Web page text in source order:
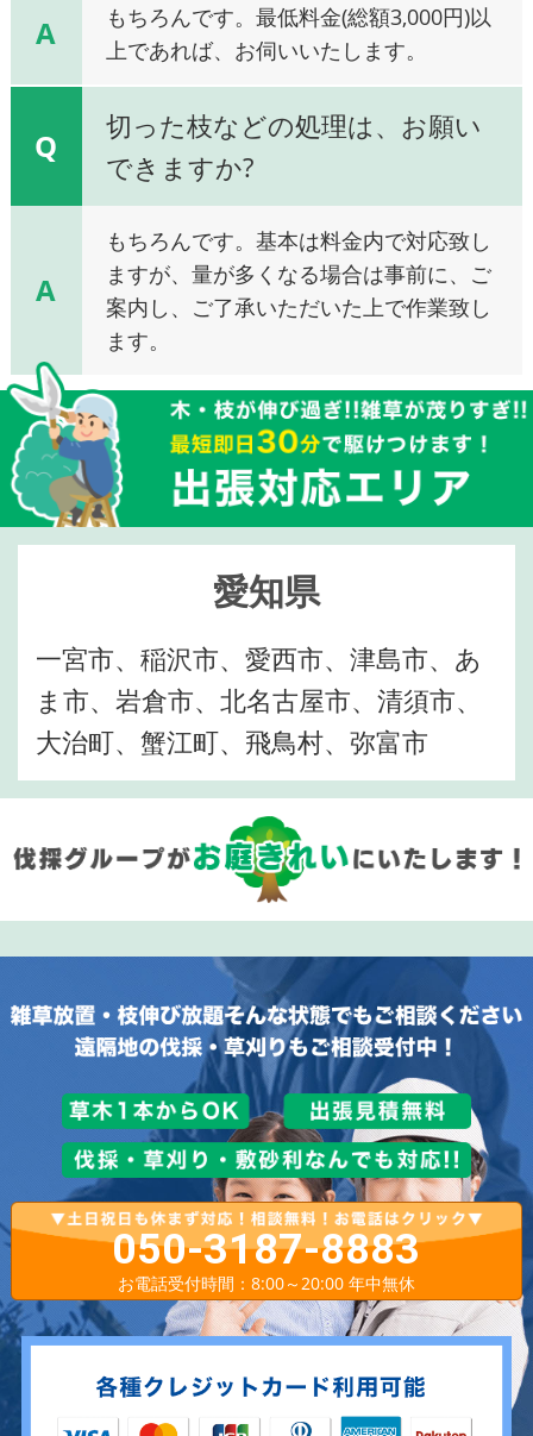
A
もちろんです。最低料金(総額3,000円)以
上であれば、お伺いいたします。
Q
切った枝などの処理は、お願い
できますか?
A
もちろんです。基本は料金内で対応致し
ますが、量が多くなる場合は事前に、ご
案内し、ご了承いただいた上で作業致し
ます。
愛知県
一宮市、稲沢市、愛西市、津島市、あ
ま市、岩倉市、北名古屋市、清須市、
大治町、蟹江町、飛鳥村、弥富市
050-3187-8883
お電話受付時間：8:00～20:00 年中無休